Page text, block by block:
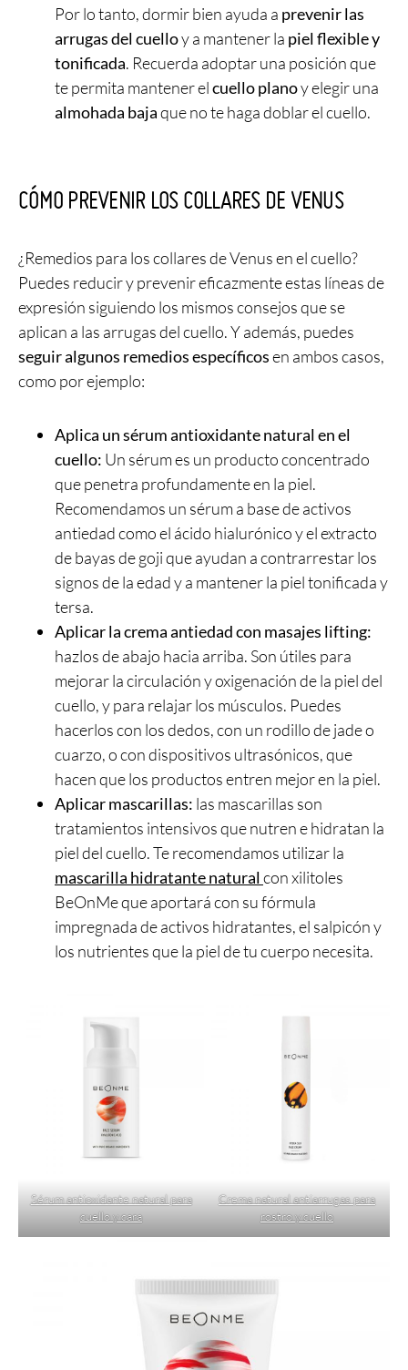
Por lo tanto, dormir bien ayuda a prevenir las
arrugas del cuelloy a mantener la piel flexible y
tonificada. Recuerda adoptar una posición que
te permita mantener elcuello planoy elegir una
almohada bajaque no te haga doblar el cuello.
CÓMO PREVENIR LOS COLLARES DE VENUS
¿Remedios para los collares de Venus en el cuello?
Puedes reducir y prevenir eficazmente estas líneas de
expresión siguiendo los mismos consejos que se
aplican a las arrugas del cuello. Y además, puedes
seguir algunos remedios específicosen ambos casos,
como por ejemplo:
Aplica unsérum antioxidante natural en el
cuello: Un sérum es un producto concentrado
que penetra profundamente en la piel.
Recomendamos un sérum a base de activos
antiedad como el ácido hialurónico y el extracto
de bayas de goji que ayudan a contrarrestar los
signos de la edad y a mantener la piel tonificada y
tersa.
Aplicar lacrema antiedadcon masajes lifting:
hazlos de abajo hacia arriba. Son útiles para
mejorar la circulación y oxigenación de la piel del
cuello, y para relajar los músculos. Puedes
hacerlos con los dedos, con un rodillo de jade o
cuarzo, o con dispositivos ultrasónicos, que
hacen que los productos entren mejor en la piel.
Aplicar mascarillas: las mascarillas son
tratamientos intensivos que nutren e hidratan la
piel del cuello. Te recomendamos utilizar la
mascarilla hidratante naturalcon xilitoles
BeOnMe que aportará con su fórmula
impregnada de activos hidratantes, el salpicón y
los nutrientes que la piel de tu cuerpo necesita.
Sérum antioxidante natural para
cuello y cara
Crema natural antiarrugas para
rostro y cuello